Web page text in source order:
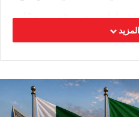
غروره ورفضه تحمّل
ترامب
خارجي وتصفيةُ